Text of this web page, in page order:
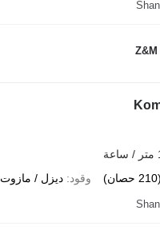
وقود ديزل / مازوت